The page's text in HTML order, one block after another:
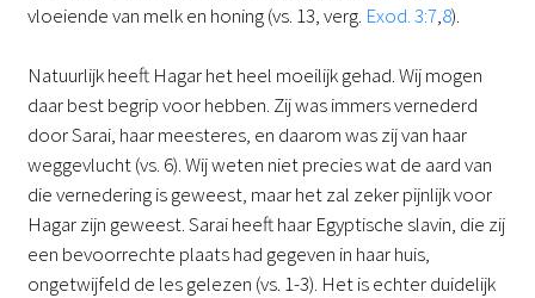
vloeiende van melk en honing (vs. 13, verg. Exod. 3:7,8).
Natuurlijk heeft Hagar het heel moeilijk gehad. Wij mogen
daar best begrip voor hebben. Zij was immers vernederd
door Sarai, haar meesteres, en daarom was zij van haar
weggevlucht (vs. 6). Wij weten niet precies wat de aard van
die vernedering is geweest, maar het zal zeker pijnlijk voor
Hagar zijn geweest. Sarai heeft haar Egyptische slavin, die zij
een bevoorrechte plaats had gegeven in haar huis,
ongetwijfeld de les gelezen (vs. 1-3). Het is echter duidelijk